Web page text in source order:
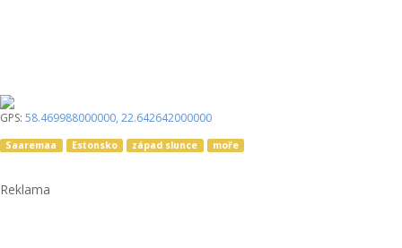
GPS: 58.469988000000, 22.642642000000
Saaremaa Estonsko západ slunce moře
Reklama